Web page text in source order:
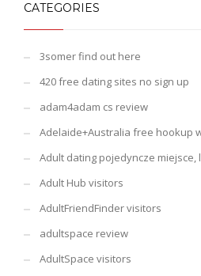
CATEGORIES
3somer find out here
420 free dating sites no sign up
adam4adam cs review
Adelaide+Australia free hookup
Adult dating pojedyncze miejsce,
Adult Hub visitors
AdultFriendFinder visitors
adultspace review
AdultSpace visitors